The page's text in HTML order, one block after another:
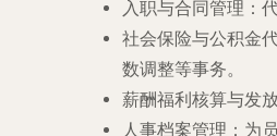
入职与合同管理 ：
社会保险与公积金
数调整等事务。
薪酬福利核算与发
人事档案管理 ：为